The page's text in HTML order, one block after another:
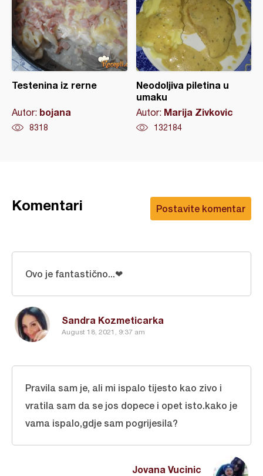
Testenina iz rerne
Autor: bojana
8318
Neodoljiva piletina u
umaku
Autor: Marija Zivkovic
132184
Postavite komentar
Komentari
Sandra Kozmeticarka
August 18, 2021, 9:37 am
Ovo je fantastično...❤
Jovana Vucinic
Pravila sam je, ali mi ispalo tijesto kao zivo i
vratila sam da se jos dopece i opet isto.kako je
vama ispalo,gdje sam pogrijesila?